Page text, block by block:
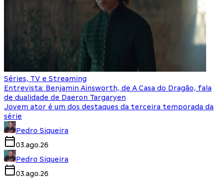
Séries, TV e Streaming
Entrevista: Benjamin Ainsworth, de A Casa do Dragão, fala
de dualidade de Daeron Targaryen
Jovem ator é um dos destaques da terceira temporada da
série
Pedro Siqueira
03.ago.26
Pedro Siqueira
03.ago.26